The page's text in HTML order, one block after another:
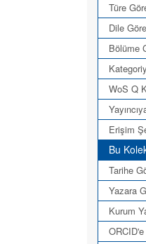
Türe
Dile Göre
Bölüme
WoS Q
Erişim
Bu
Tarihe
Yazara
Kurum